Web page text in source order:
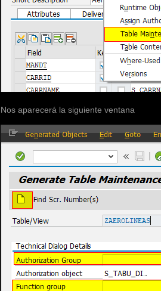
Nos aparecerá la siguiente ventana